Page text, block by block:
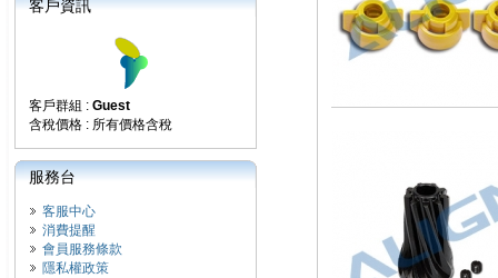
客戶資訊
客戶群組 : Guest
含稅價格 : 所有價格含稅
服務台
客服中心
消費提醒
會員服務條款
隱私權政策